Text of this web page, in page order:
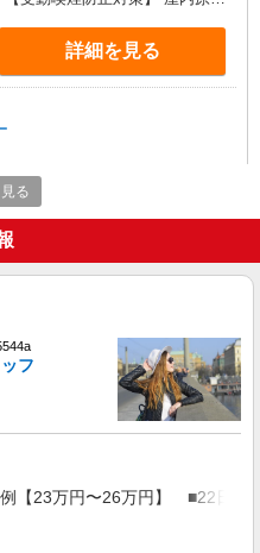
詳細を見る
・パート・］時給1350円
東京都渋谷区恵比寿南1-5-5
詳細を見る
西武百貨店渋谷店 紳士靴売場
販売STAFF
＋交通費全額支給 ※試用期間中
る
フ
【23万円〜26万円】 ■22日